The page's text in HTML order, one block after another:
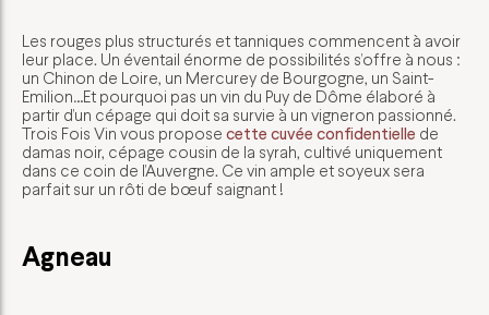
Les rouges plus structurés et tanniques commencent à avoir
leur place. Un éventail énorme de possibilités s’offre à nous :
un Chinon de Loire, un Mercurey de Bourgogne, un Saint-
Emilion…Et pourquoi pas un vin du Puy de Dôme élaboré à
partir d’un cépage qui doit sa survie à un vigneron passionné.
Trois Fois Vin vous propose cette cuvée confidentielle de
damas noir, cépage cousin de la syrah, cultivé uniquement
dans ce coin de l’Auvergne. Ce vin ample et soyeux sera
parfait sur un rôti de bœuf saignant !
Agneau